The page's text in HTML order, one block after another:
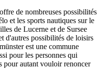
de nombreuses possibilités
et les sports nautiques sur le
de Lucerne et de Sursee
d'autres possibilités de loisirs
est une commune
pour les personnes qui
pour autant vouloir renoncer